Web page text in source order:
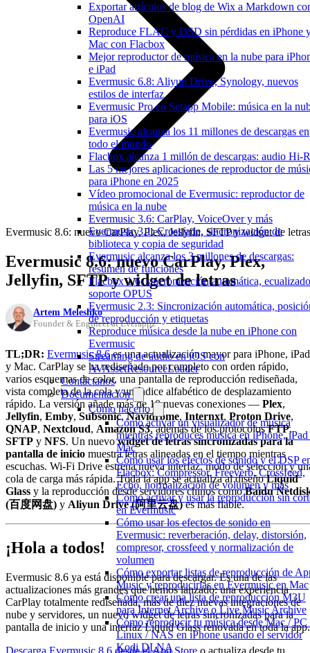
Exportar artículos de blog de Wix a Markdown
OpenAI
Reproduce FLAC y DSD sin pérdidas en iPhone
Mac con Flacbox
Mejor reproductor de música en la nube para
e iPad
Evermusic 6.8: Aliyun Drive, Synology, nuevos
estilos de interfaz
Evermusic Pro en Setapp Mobile: música en la
para iOS
Evermusic alcanza los 11 millones de descargas en
todo el mundo
Flacbox alcanza 1 millón de descargas: audio Hi-
Las 5 mejores aplicaciones de reproductor de
para iPhone en 2025
Vídeo promocional de Evermusic: reproductor de
música en la nube
Evermusic 3.6: CarPlay, VoiceOver y más
Evermusic 3.1: Crossfade, sincronización de
biblioteca y copia de seguridad
Evermusic alcanza los 3 millones de descargas:
resumen de funciones
Flacbox 1.6: sincronización automática,
soporte OPUS
Evermusic 2.3: Sincronización automática,
de reproducción y etiquetas
Reproduce música desde la nube en iPhone con
Evermusic
Streaming de audio en iOS con
AVAssetResourceLoader
Contáctanos
Documentación
Cómo hacerlo
Cómo activar un visualizador de música
mientras reproduces música en iPhone,
Mac
Cómo usar los efectos de sonido y el DSP
Flacbox: Compressor, Freeverb, Crossfeed,
Echo, normalización de volumen y más
Cómo activar y usar la reproducción sin
en Evermusic
Cómo usar los efectos de sonido en
Evermusic: reverberación, delay, distorsión,
compresor, crossfeed y normalización de
volumen
Cómo exportar listas de reproducción de
Music y reproducirlas en Evermusic en Mac
Cómo crear una lista de reproducción M3U
para Internet Archive o Live Music Archive
Cómo reproducir tu música desde Mac / PC
Linux / NAS en iPhone usando el servidor
Kodi DLNA
Evermusic 8.6: nuevo CarPlay, Plex, Jellyfin, SFTP y widget de letras
Evermusic 8.6: nuevo CarPlay, Plex,
Jellyfin, SFTP y widget de letras
Artem Meleshko
Founder & Engineer at Everappz
TL;DR: Evermusic 8.6es una actualización mayor para iPhone, iPad
y Mac. CarPlay se ha rediseñado por completo con orden rápido,
varios esquemas de color, una pantalla de reproducción rediseñada,
vista completa de la cola y un índice alfabético de desplazamiento
rápido. La versión añade más de 10 nuevas conexiones — Plex,
Jellyfin, Emby, Subsonic,Navidrome, Internxt, Proton Drive,
QNAP, Nextcloud, Amazon S3, además de los protocolosFTP,
SFTP y NFS. Un nuevowidget de letras sincronizadas para la
pantalla de inicio muestra letras alineadas en el tiempo mientras
escuchas. Wi-Fi Drive estrena nueva interfaz, modo de selección y
cola de carga más rápida. Toda la app se actualiza al diseñoLiquid
Glass y la reproducción desde servidores chinos comoBaidu
(百度网盘) y Aliyun Drive (阿里云盘)es más fiable.
¡Hola a todos!
Evermusic 8.6 ya está disponible para descargar. Es una de las
actualizaciones más grandes que hemos lanzado: una experiencia
CarPlay totalmente rediseñada, más de diez nuevas integraciones de
nube y servidores, un nuevo widget de letras sincronizadas para la
pantalla de inicio y una interfaz Liquid Glass renovada en toda la app.
Descarga Evermusic 8.6 desde el App Store o actualiza desde tu